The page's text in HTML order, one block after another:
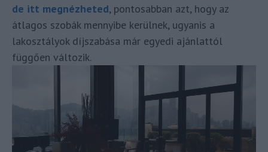
de itt megnézheted, pontosabban azt, hogy az
átlagos szobák mennyibe kerülnek, ugyanis a
lakosztályok díjszabása már egyedi ajánlattól
függően változik.